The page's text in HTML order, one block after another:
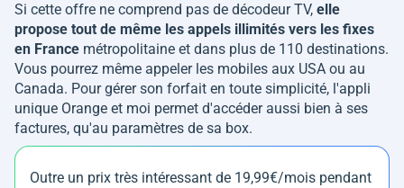
Si cette offre ne comprend pas de décodeur TV, elle
propose tout de même les appels illimités vers les fixes
en France métropolitaine et dans plus de 110 destinations.
Vous pourrez même appeler les mobiles aux USA ou au
Canada. Pour gérer son forfait en toute simplicité, l'appli
unique Orange et moi permet d'accéder aussi bien à ses
factures, qu'au paramètres de sa box.
Outre un prix très intéressant de 19,99€/mois pendant